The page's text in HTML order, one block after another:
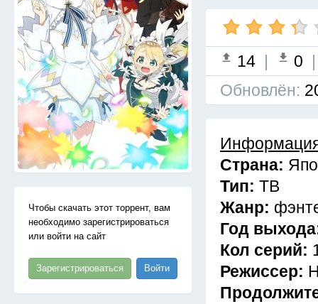
Чтобы скачать этот торрент, вам
необходимо зарегистрироваться
или войти на сайт
Зарегистрироваться Войти
14 | 0
Обновлён:
Страна:
Тип: ТВ
Жанр:
Год
Кол серий:
Режиссер: